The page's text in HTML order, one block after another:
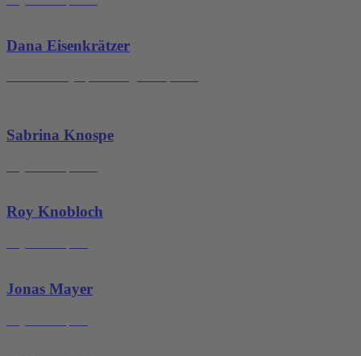
Dana Eisenkrätzer
Sabrina Knospe
Roy Knobloch
Jonas Mayer